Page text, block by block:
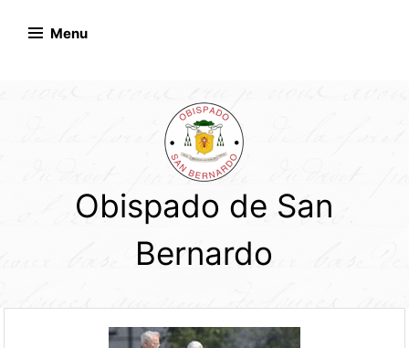
Menu
Obispado de San
Bernardo